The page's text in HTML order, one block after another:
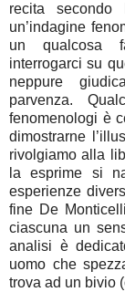
recita
un’indagine
un qualcosa
interrogarci su
neppure
parvenza.
fenomenologi è
dimostrarne
rivolgiamo alla
la esprime si
esperienze
fine De
ciascuna un
analisi è
uomo che
trova ad un bivio